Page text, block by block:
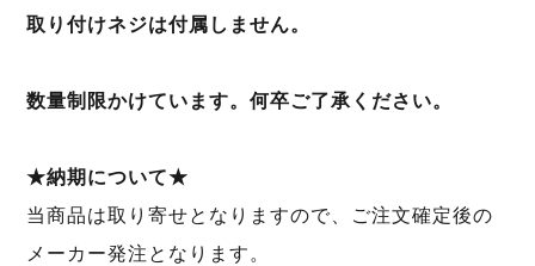
取り付けネジは付属しません。
数量制限かけています。何卒ご了承ください。
★納期について★
当商品は取り寄せとなりますので、ご注文確定後の
メーカー発注となります。